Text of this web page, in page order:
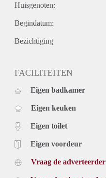
Huisgenoten:
Begindatum:
Bezichtiging
FACILITEITEN
Eigen badkamer
Eigen keuken
Eigen toilet
Eigen voordeur
Vraag de adverteerder